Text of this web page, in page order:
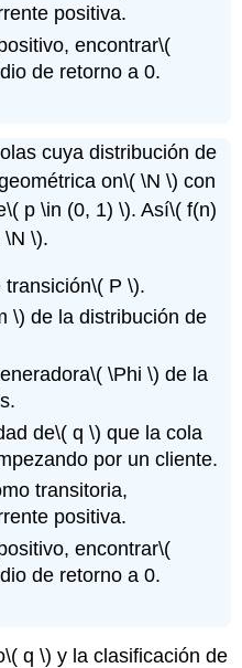
positiva.
encontrar\(
de retorno a 0.
cuya distribución de
on\( \N \) con
\( p \in (0, 1) \). Así\( f(n)
\N \).
transición\( P \).
\) de la distribución de
\( \Phi \) de la
de\( q \) que la cola
por un cliente.
transitoria,
positiva.
encontrar\(
de retorno a 0.
\( q \) y la clasificación de